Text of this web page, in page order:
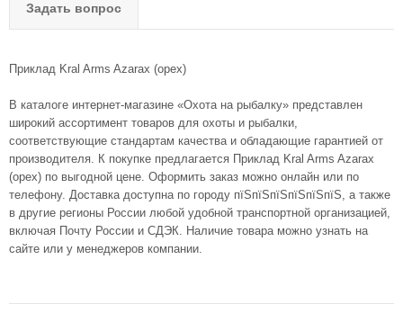
Задать вопрос
Приклад Kral Arms Azarax (орех)
В каталоге интернет-магазине «Охота на рыбалку» представлен
широкий ассортимент товаров для охоты и рыбалки,
соответствующие стандартам качества и обладающие гарантией от
производителя. К покупке предлагается Приклад Kral Arms Azarax
(орех) по выгодной цене. Оформить заказ можно онлайн или по
телефону. Доставка доступна по городу пїЅпїЅпїЅпїЅпїЅпїЅ, а также
в другие регионы России любой удобной транспортной организацией,
включая Почту России и СДЭК. Наличие товара можно узнать на
сайте или у менеджеров компании.